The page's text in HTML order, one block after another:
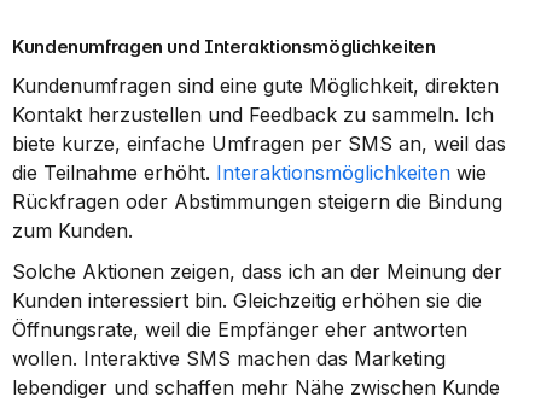
Kundenumfragen und Interaktionsmöglichkeiten
Kundenumfragen sind eine gute Möglichkeit, direkten
Kontakt herzustellen und Feedback zu sammeln. Ich
biete kurze, einfache Umfragen per SMS an, weil das
die Teilnahme erhöht. Interaktionsmöglichkeiten wie
Rückfragen oder Abstimmungen steigern die Bindung
zum Kunden.
Solche Aktionen zeigen, dass ich an der Meinung der
Kunden interessiert bin. Gleichzeitig erhöhen sie die
Öffnungsrate, weil die Empfänger eher antworten
wollen. Interaktive SMS machen das Marketing
lebendiger und schaffen mehr Nähe zwischen Kunde